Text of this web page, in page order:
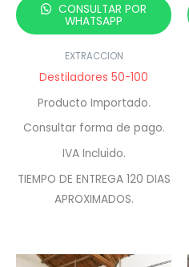
CONSULTAR POR
WHATSAPP
EXTRACCION
Destiladores 50-100
Producto Importado.
Consultar forma de pago.
IVA Incluido.
TIEMPO DE ENTREGA 120 DIAS
APROXIMADOS.